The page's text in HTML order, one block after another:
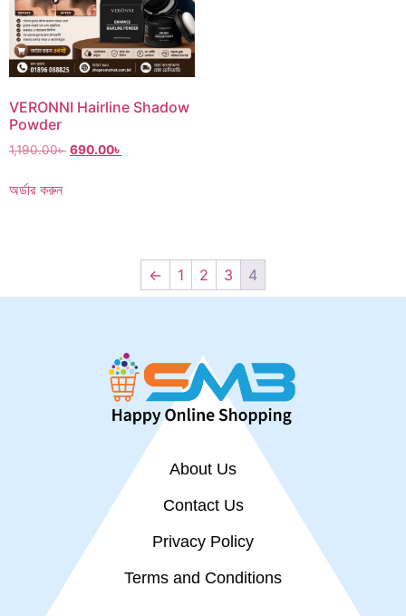
VERONNI Hairline Shadow
Powder
1,190.00৳ 690.00৳
অর্ডার করুন
← 1 2 3 4
About Us
Contact Us
Privacy Policy
Terms and Conditions